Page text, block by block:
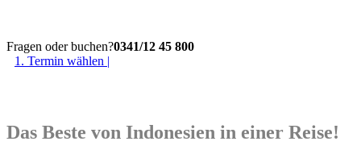
Fragen oder buchen?0341/12 45 800
1. Termin wählen |
Das Beste von Indonesien in einer Reise!